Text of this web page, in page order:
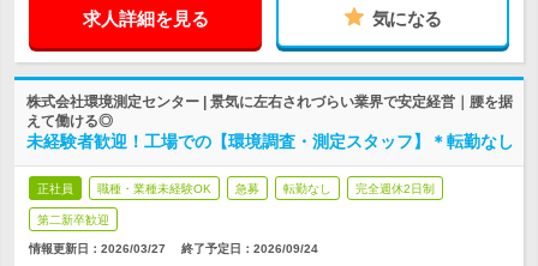
求人詳細を見る 気になる
株式会社環境測定センター | 景気に左右されづらい業界で安定経営｜腰を据
えて働ける◎
未経験者歓迎！工場での【環境調査・測定スタッフ】＊転勤なし
正社員 職種・業種未経験OK 急募 転勤なし 完全週休2日制
第二新卒歓迎
情報更新日：2026/03/27 終了予定日： 2026/09/24